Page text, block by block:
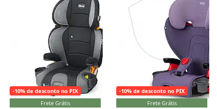
-10% de desconto no PIX
Frete Grátis
-10% de desconto no PIX
Frete Grátis